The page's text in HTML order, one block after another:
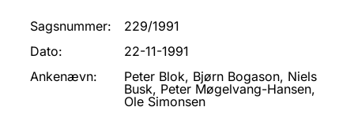
Sagsnummer:
229/1991
Dato:
22-11-1991
Ankenævn:
Peter Blok, Bjørn Bogason, Niels
Busk, Peter Møgelvang-Hansen,
Ole Simonsen